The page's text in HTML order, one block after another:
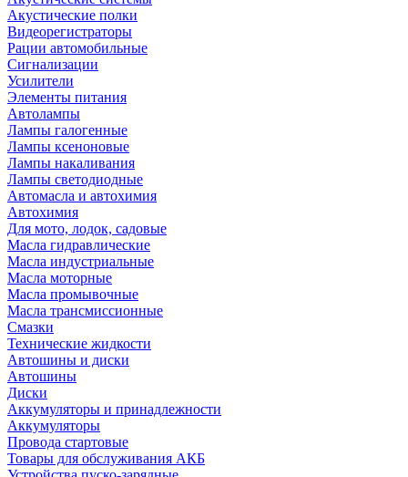
Акустические полки
Видеорегистраторы
Рации автомобильные
Сигнализации
Усилители
Элементы питания
Автолампы
Лампы галогенные
Лампы ксеноновые
Лампы накаливания
Лампы светодиодные
Автомасла и автохимия
Автохимия
Для мото, лодок, садовые
Масла гидравлические
Масла индустриальные
Масла моторные
Масла промывочные
Масла трансмиссионные
Смазки
Технические жидкости
Автошины и диски
Автошины
Диски
Аккумуляторы и принадлежности
Аккумуляторы
Провода стартовые
Товары для обслуживания АКБ